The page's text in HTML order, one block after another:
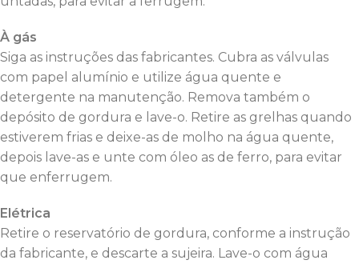
À gás
Siga as instruções das fabricantes. Cubra as válvulas
com papel alumínio e utilize água quente e
detergente na manutenção. Remova também o
depósito de gordura e lave-o. Retire as grelhas quando
estiverem frias e deixe-as de molho na água quente,
depois lave-as e unte com óleo as de ferro, para evitar
que enferrugem.
Elétrica
Retire o reservatório de gordura, conforme a instrução
da fabricante, e descarte a sujeira. Lave-o com água